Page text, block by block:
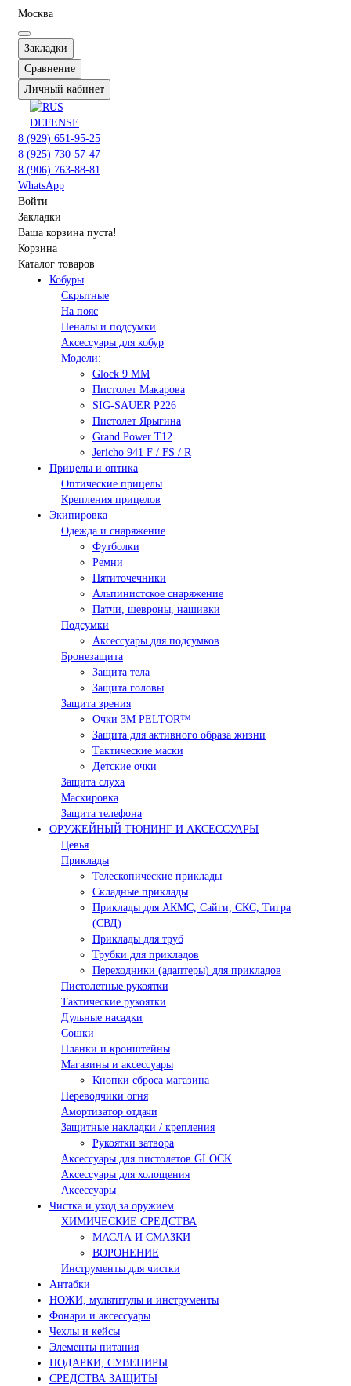
Москва
Закладки
Сравнение
Личный кабинет
8 (929) 651-95-25
8 (925) 730-57-47
8 (906) 763-88-81
WhatsApp
Войти
Закладки
Ваша корзина пуста!
Корзина
Каталог товаров
Кобуры
Скрытные
На пояс
Пеналы и подсумки
Аксессуары для кобур
Модели:
Glock 9 ММ
Пистолет Макарова
SIG-SAUER P226
Пистолет Ярыгина
Grand Power T12
Jericho 941 F / FS / R
Прицелы и оптика
Оптические прицелы
Крепления прицелов
Экипировка
Одежда и снаряжение
Футболки
Ремни
Пятиточечники
Альпинистское снаряжение
Патчи, шевроны, нашивки
Подсумки
Аксессуары для подсумков
Бронезащита
Защита тела
Защита головы
Защита зрения
Очки 3М PELTOR™
Защита для активного образа жизни
Тактические маски
Детские очки
Защита слуха
Маскировка
Защита телефона
ОРУЖЕЙНЫЙ ТЮНИНГ И АКСЕССУАРЫ
Цевья
Приклады
Телескопические приклады
Складные приклады
Приклады для АКМС, Сайги, СКС, Тигра
(СВД)
Приклады для труб
Трубки для прикладов
Переходники (адаптеры) для прикладов
Пистолетные рукоятки
Тактические рукоятки
Дульные насадки
Сошки
Планки и кронштейны
Магазины и аксессуары
Кнопки сброса магазина
Переводчики огня
Амортизатор отдачи
Защитные накладки / крепления
Рукоятки затвора
Аксессуары для пистолетов GLOCK
Аксессуары для холощения
Аксессуары
Чистка и уход за оружием
ХИМИЧЕСКИЕ СРЕДСТВА
МАСЛА И СМАЗКИ
ВОРОНЕНИЕ
Инструменты для чистки
Антабки
НОЖИ, мультитулы и инструменты
Фонари и аксессуары
Чехлы и кейсы
Элементы питания
ПОДАРКИ, СУВЕНИРЫ
СРЕДСТВА ЗАЩИТЫ